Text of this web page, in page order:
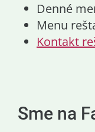
Denné
Menu
Kontakt
Sme na